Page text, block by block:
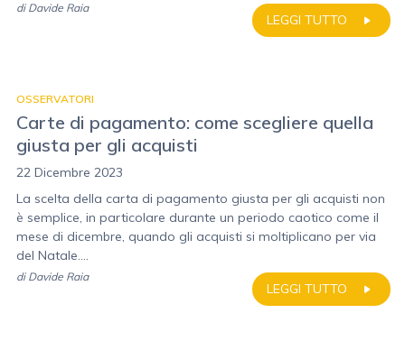
LEGGI TUTTO
di Davide Raia
OSSERVATORI
Carte di pagamento: come scegliere quella
giusta per gli acquisti
22 Dicembre 2023
La scelta della carta di pagamento giusta per gli acquisti non
è semplice, in particolare durante un periodo caotico come il
mese di dicembre, quando gli acquisti si moltiplicano per via
del Natale....
LEGGI TUTTO
di Davide Raia